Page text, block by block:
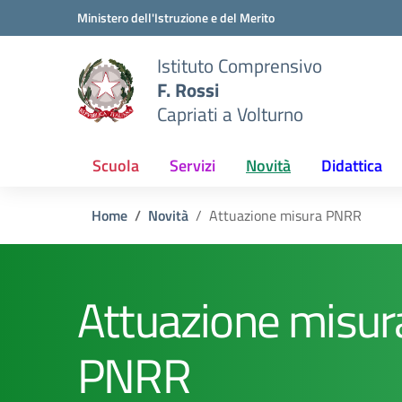
Vai ai contenuti
Vai al menu di navigazioneMinistero dell'Istruzione e del Merito
Istituto Comprensivo
F. Rossi
Capriati a Volturno
Scuola Servizi Novità Didattica
Home Novità Attuazione misura PNRR
Attuazione
PNRR